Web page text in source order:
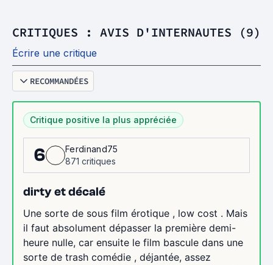
CRITIQUES : AVIS D'INTERNAUTES (9)
Écrire une critique
RECOMMANDÉES
Critique positive la plus appréciée
6
Ferdinand75
871 critiques
dirty et décalé
Une sorte de sous film érotique , low cost . Mais
il faut absolument dépasser la première demi-
heure nulle, car ensuite le film bascule dans une
sorte de trash comédie , déjantée, assez